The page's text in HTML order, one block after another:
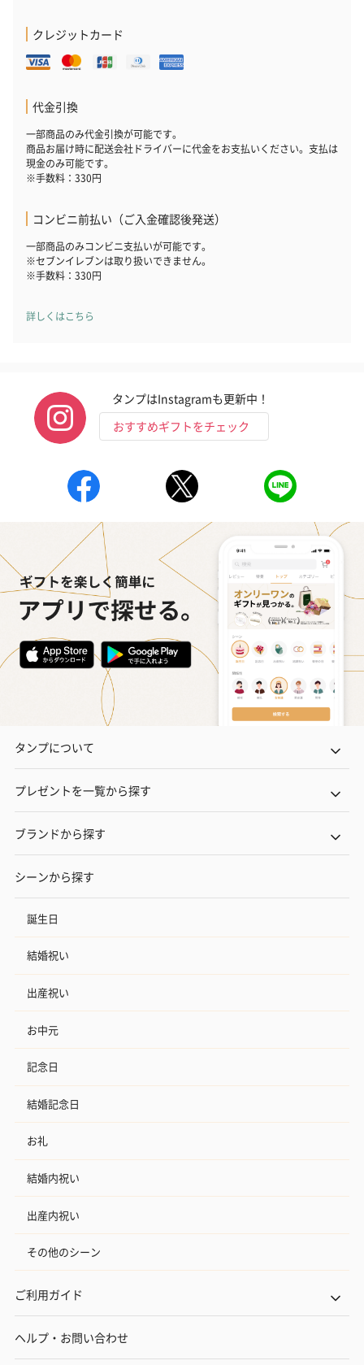
いぶりがっことチーズ
のオイル漬（981円）
ン）（981円）
クレジットカード
代金引換
一部商品のみ代金引換が可能です。
商品お届け時に配送会社ドライバーに代金をお支払いください。支払は
現金のみ可能です。
※手数料：330円
コンビニ前払い（ご入金確認後発送）
一部商品のみコンビニ支払いが可能です。
※セブンイレブンは取り扱いできません。
※手数料：330円
詳しくはこちら
タンプはInstagramも更新中！
おすすめギフトをチェック
タンプについて
プレゼントを一覧から探す
ブランドから探す
シーンから探す
誕生日
結婚祝い
出産祝い
お中元
記念日
結婚記念日
お礼
結婚内祝い
出産内祝い
その他のシーン
ご利用ガイド
ヘルプ・お問い合わせ